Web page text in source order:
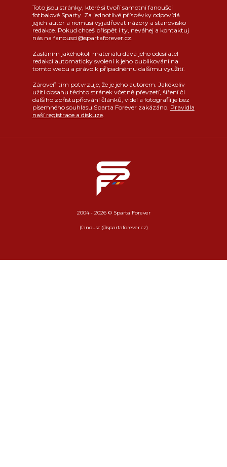
Toto jsou stránky, které si tvoří samotní fanoušci
fotbalové Sparty. Za jednotlivé příspěvky odpovídá
jejich autor a nemusí vyjadřovat názory a stanovisko
redakce. Pokud chceš přispět i ty, neváhej a kontaktuj
nás na fanousci@spartaforever.cz.
Zasláním jakéhokoli materiálu dává jeho odesílatel
redakci automaticky svolení k jeho publikování na
tomto webu a právo k případnému dalšímu využití.
Zároveň tím potvrzuje, že je jeho autorem. Jakékoliv
užití obsahu těchto stránek včetně převzetí, šíření či
dalšího zpřístupňování článků, videí a fotografií je bez
písemného souhlasu Sparta Forever zakázáno. Pravidla
naší registrace a diskuze.
2004 - 2026 © Sparta Forever
(fanousci@spartaforever.cz)